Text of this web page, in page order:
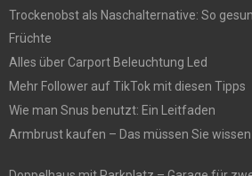
Trockenobst als Naschalternative: So
Früchte
Alles über Carport Beleuchtung Led
Mehr Follower auf TikTok mit diesen Tipps
Wie man Snus benutzt: Ein Leitfaden
Armbrust kaufen – Das müssen Sie wissen